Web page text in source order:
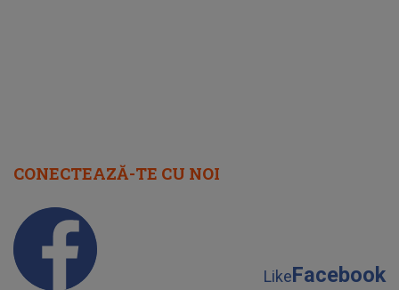
CONECTEAZĂ-TE CU NOI
LikeFacebook